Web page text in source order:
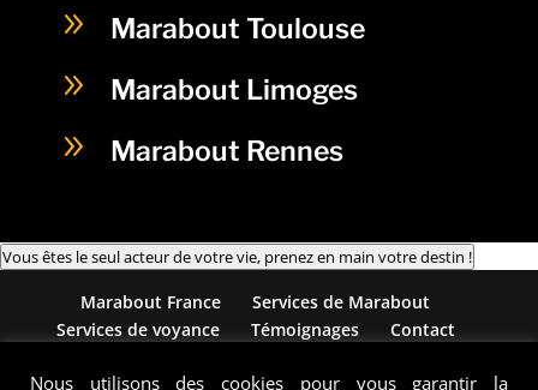
9 Marabout Toulouse
9 Marabout Limoges
9 Marabout Rennes
Vous êtes le seul acteur de votre vie, prenez en main votre destin !
Marabout France
Services de Marabout
Services de voyance
Témoignages
Contact
Nous utilisons des cookies pour vous garantir la